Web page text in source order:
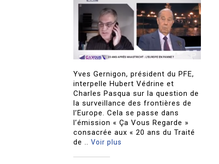
Yves Gernigon, président du PFE,
interpelle Hubert Védrine et
Charles Pasqua sur la question de
la surveillance des frontières de
l’Europe. Cela se passe dans
l’émission « Ça Vous Regarde »
consacrée aux « 20 ans du Traité
de ..Voir plus